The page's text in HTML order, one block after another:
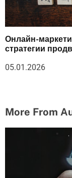
Онлайн-
стратегии
05.01.2026
More From